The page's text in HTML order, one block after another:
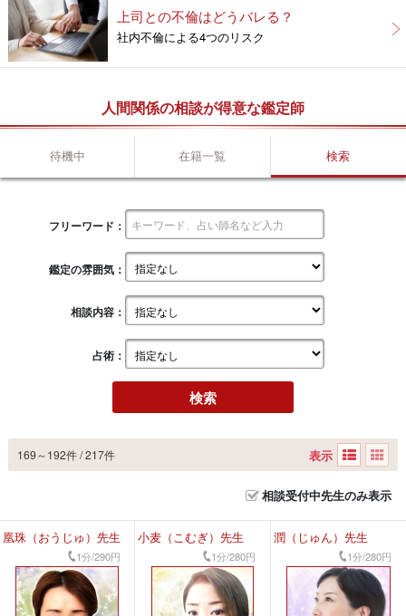
上司との不倫はどうバレる？
社内不倫による4つのリスク
人間関係の相談が得意な鑑定師
待機中 在籍一覧 検索
フリーワード：
鑑定の雰囲気：
相談内容：
占術：
169～192件 / 217件 表示
相談受付中先生のみ表示
凰珠（おうじゅ）先生
1分/290円
小麦（こむぎ）先生
1分/280円
潤（じゅん）先生
1分/280円